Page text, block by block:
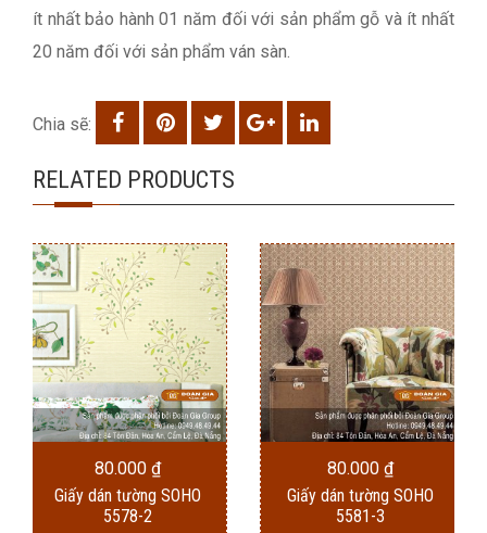
ít nhất bảo hành 01 năm đối với sản phẩm gỗ và ít nhất
20 năm đối với sản phẩm ván sàn.
Chia sẽ:
RELATED PRODUCTS
80.000 ₫
Giấy dán tường SOHO
5578-2
80.000 ₫
Giấy dán tường SOHO
5581-3